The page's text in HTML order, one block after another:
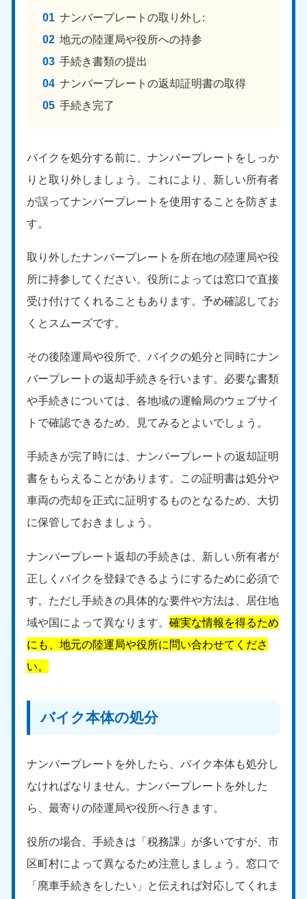
ナンバープレートの取り外し:
地元の陸運局や役所への持参
手続き書類の提出
ナンバープレートの返却証明書の取得
手続き完了
バイクを処分する前に、ナンバープレートをしっか
りと取り外しましょう。これにより、新しい所有者
が誤ってナンバープレートを使用することを防ぎま
す。
取り外したナンバープレートを所在地の陸運局や役
所に持参してください。役所によっては窓口で直接
受け付けてくれることもあります。予め確認してお
くとスムーズです。
その後陸運局や役所で、バイクの処分と同時にナン
バープレートの返却手続きを行います。必要な書類
や手続きについては、各地域の運輸局のウェブサイ
トで確認できるため、見てみるとよいでしょう。
手続きが完了時には、ナンバープレートの返却証明
書をもらえることがあります。この証明書は処分や
車両の売却を正式に証明するものとなるため、大切
に保管しておきましょう。
ナンバープレート返却の手続きは、新しい所有者が
正しくバイクを登録できるようにするために必須で
す。ただし手続きの具体的な要件や方法は、居住地
域や国によって異なります。確実な情報を得るため
にも、地元の陸運局や役所に問い合わせてくださ
い。
バイク本体の処分
ナンバープレートを外したら、バイク本体も処分し
なければなりません。ナンバープレートを外した
ら、最寄りの陸運局や役所へ行きます。
役所の場合、手続きは「税務課」が多いですが、市
区町村によって異なるため注意しましょう。窓口で
「廃車手続きをしたい」と伝えれば対応してくれま